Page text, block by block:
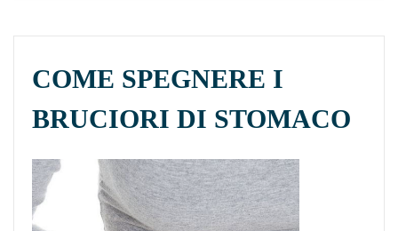
COME SPEGNERE I
BRUCIORI DI STOMACO